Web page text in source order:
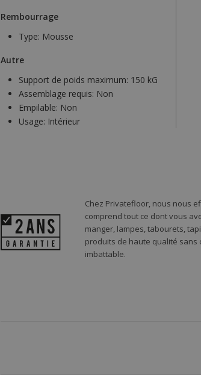
Rembourrage
Type: Mousse
Autre
Support de poids maximum: 150 kG
Assemblage requis: Non
Empilable: Non
Usage: Intérieur
Chez Privatefloor, nous nous
comprend tout ce dont vous
manger, lampes, tabourets,
produits de haute qualité sans
imbattable.